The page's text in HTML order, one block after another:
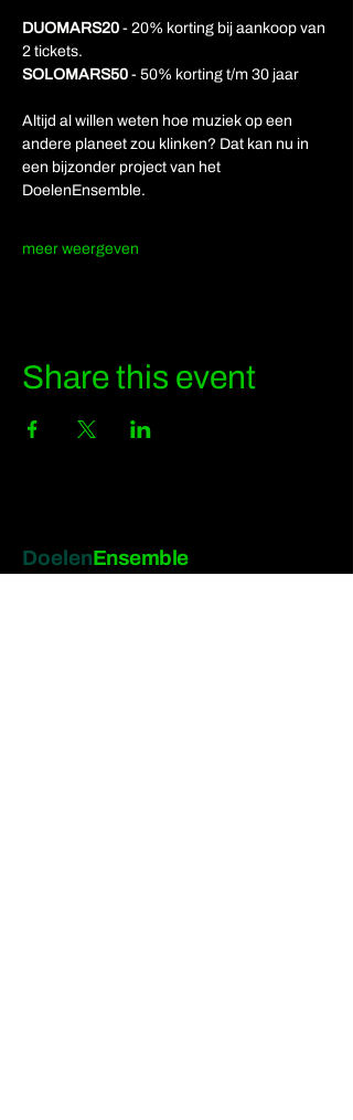
DUOMARS20 - 20% korting bij aankoop van
2 tickets.
SOLOMARS50 - 50% korting t/m 30 jaar
Altijd al willen weten hoe muziek op een
andere planeet zou klinken? Dat kan nu in
een bijzonder project van het
DoelenEnsemble.
meer weergeven
Share this event
DoelenEnsemble